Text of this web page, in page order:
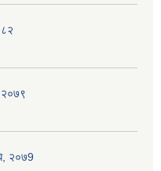
२०७९
२०७9